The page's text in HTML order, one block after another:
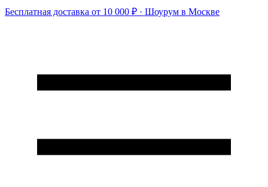
Бесплатная доставка от 10 000 ₽ · Шоурум в Москве